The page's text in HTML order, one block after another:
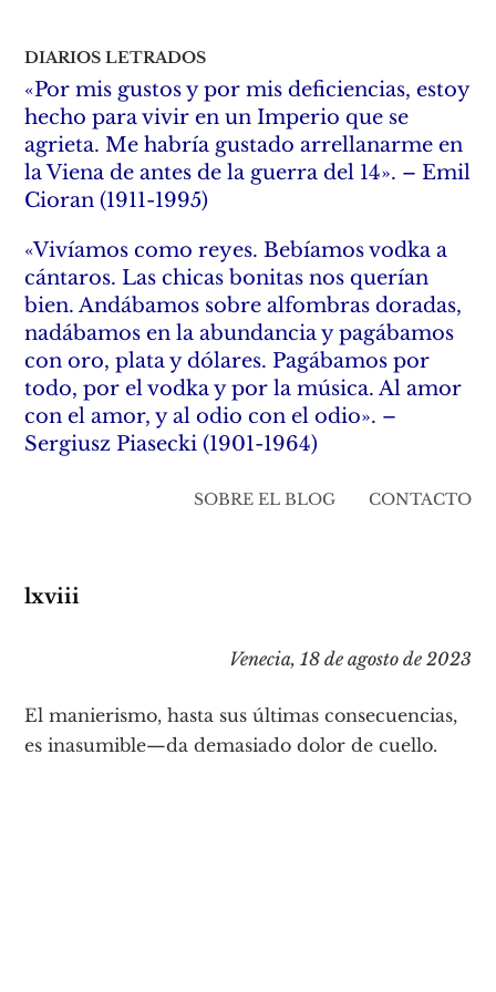
DIARIOS LETRADOS
SOBRE EL BLOG CONTACTO
lxviii
Venecia, 18 de agosto de 2023
El manierismo, hasta sus últimas consecuencias,
es inasumible—da demasiado dolor de cuello.